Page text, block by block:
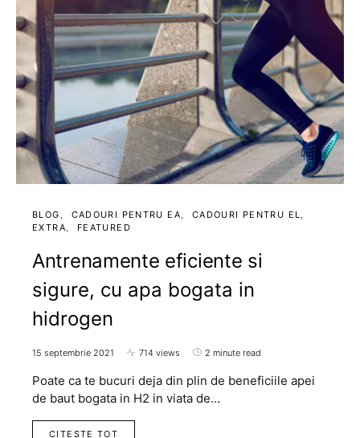
BLOG CADOURI PENTRU EA
CADOURI PENTRU EL
EXTRA
FEATURED
Antrenamente eficiente si
sigure, cu apa bogata in
hidrogen
15 septembrie 2021 714 views 2 minute read
Poate ca te bucuri deja din plin de beneficiile apei
de baut bogata in H2 in viata de…
CITESTE TOT